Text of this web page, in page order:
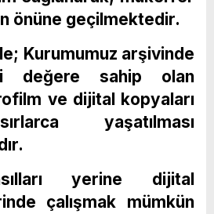
önüne geçilmektedir.
Kurumumuz arşivinde
değere sahip olan
ve dijital kopyaları
yaşatılması
yerine dijital
çalışmak mümkün